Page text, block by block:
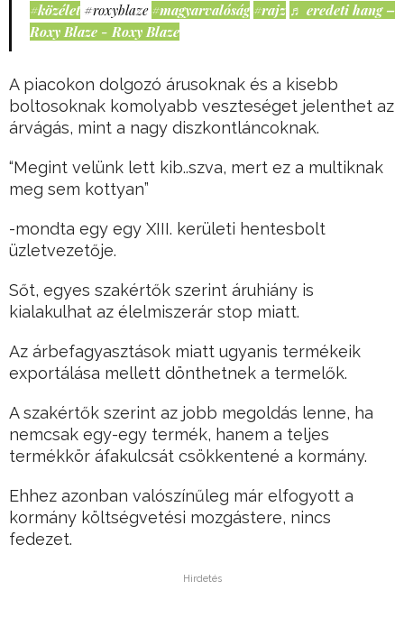
#közélet #roxyblaze #magyarvalóság #rajz ♬ eredeti hang –
Roxy Blaze - Roxy Blaze
A piacokon dolgozó árusoknak és a kisebb
boltosoknak komolyabb veszteséget jelenthet az
árvágás, mint a nagy diszkontláncoknak.
“Megint velünk lett kib..szva, mert ez a multiknak
meg sem kottyan”
-mondta egy egy XIII. kerületi hentesbolt
üzletvezetője.
Sőt, egyes szakértők szerint áruhiány is
kialakulhat az élelmiszerár stop miatt.
Az árbefagyasztások miatt ugyanis termékeik
exportálása mellett dönthetnek a termelők.
A szakértők szerint az jobb megoldás lenne, ha
nemcsak egy-egy termék, hanem a teljes
termékkör áfakulcsát csökkentené a kormány.
Ehhez azonban valószínűleg már elfogyott a
kormány költségvetési mozgástere, nincs
fedezet.
Hirdetés